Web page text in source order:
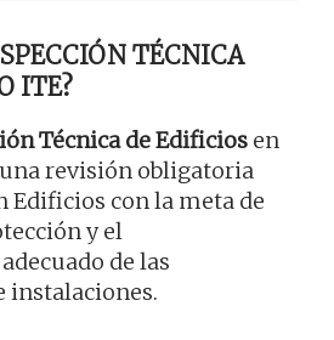
TÉCNICA
ITE?
Técnica de Edificios en
revisión obligatoria
Edificios con la meta de
y el
de las
instalaciones.